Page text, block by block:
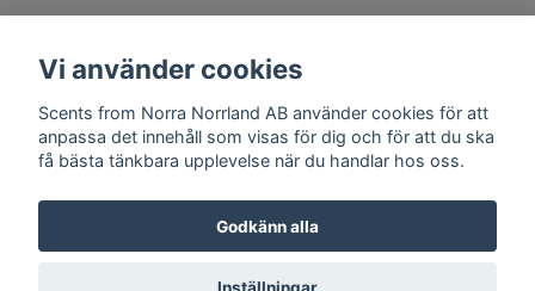
Väldoftande Nyhetsbrev Skriv in din E-postadress, få 10% rabatt
på ett välkomst-köp. Häng med in i den arktiska parfymvärlden!
Prenumerera
Vi använder cookies
Scents from Norra Norrland AB använder cookies för att
anpassa det innehåll som visas för dig och för att du ska
få bästa tänkbara upplevelse när du handlar hos oss.
Godkänn alla